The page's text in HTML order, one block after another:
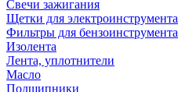
Свечи зажигания
Щетки для электроинструмента
Фильтры для бензоинструмента
Изолента
Лента, уплотнители
Масло
Подшипники